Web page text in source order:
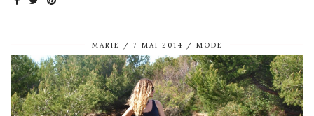
MARIE 7 MAI 2014 MODE